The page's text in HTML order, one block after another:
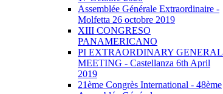
Assemblée Générale Extraordinaire -
Molfetta 26 octobre 2019
XIII CONGRESO
PANAMERICANO
PI EXTRAORDINARY GENERAL
MEETING - Castellanza 6th April
2019
21ème Congrès International - 48ème